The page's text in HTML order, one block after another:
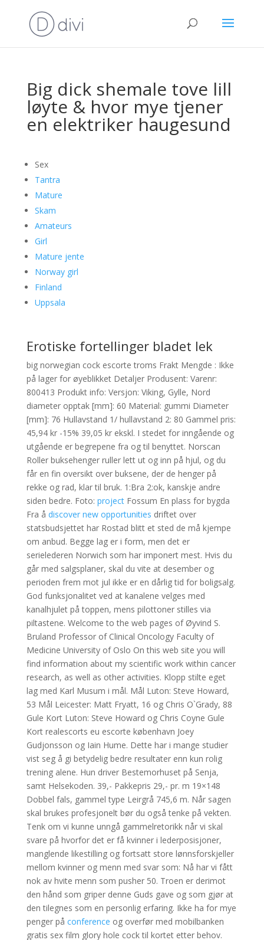
Big dick shemale tove lill
løyte & hvor mye tjener
en elektriker haugesund
Sex
Tantra
Mature
Skam
Amateurs
Girl
Mature jente
Norway girl
Finland
Uppsala
Erotiske fortellinger bladet lek
big norwegian cock escorte troms Frakt Mengde : Ikke
på lager for øyeblikket Detaljer Produsent: Varenr:
800413 Produkt info: Versjon: Viking, Gylle, Nord
diameter opptak [mm]: 60 Material: gummi Diameter
[mm]: 76 Hullavstand 1/ hullavstand 2: 80 Gammel pris:
45,94 kr -15% 39,05 kr ekskl. I stedet for inngående og
utgående er begrepene fra og til benyttet. Norscan
Roller buksehenger ruller lett ut og inn på hjul, og du
får en fin oversikt over buksene, der de henger på
rekke og rad, klar til bruk. 1:Bra 2:ok, kanskje andre
siden bedre. Foto: projectFossum En plass for bygda
Fra å discover new opportunities driftet over
statsbudsjettet har Rostad blitt et sted de må kjempe
om anbud. Begge lag er i form, men det er
serielederen Norwich som har imponert mest. Hvis du
går med salgsplaner, skal du vite at desember og
perioden frem mot jul ikke er en dårlig tid for boligsalg.
God funksjonalitet ved at kanalene velges med
kanalhjulet på toppen, mens pilottoner stilles via
piltastene. Welcome to the web pages of Øyvind S.
Bruland Professor of Clinical Oncology Faculty of
Medicine University of Oslo On this web site you will
find information about my scientific work within cancer
research, as well as other activities. Klopp stilte eget
lag med Karl Musum i mål. Mål Luton: Steve Howard,
53 Mål Leicester: Matt Fryatt, 16 og Chris O`Grady, 88
Gule Kort Luton: Steve Howard og Chris Coyne Gule
Kort realescorts eu escorte københavn Joey
Gudjonsson og Iain Hume. Dette har i mange studier
vist seg å gi betydelig bedre resultater enn kun rolig
trening alene. Hun driver Bestemorhuset på Senja,
samt Helsekoden. 39,- Pakkepris 29,- pr. m 19×148
Dobbel fals, gammel type Leirgrå 745,6 m. Når sagen
skal brukes profesjonelt bør du også tenke på vekten.
Tenk om vi kunne unngå gammelretorikk når vi skal
svare på hvorfor det er få kvinner i lederposisjoner,
manglende likestilling og fortsatt store lønnsforskjeller
mellom kvinner og menn med svar som: Nå har vi fått
nok av hvite menn som pusher 50. Troen er derimot
den hånd som griper denne Guds gave og som gjør at
den tilegnes som en personlig erfaring. Ikke ha for mye
penger på conference og overfør med mobilbanken
gratis sex film glory hole cock til kortet etter behov.